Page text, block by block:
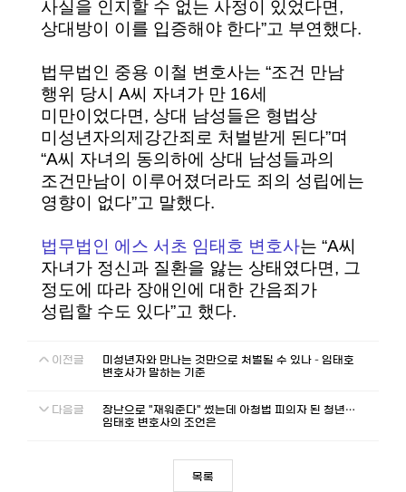
사실을 인지할 수 없는 사정이 있었다면,
상대방이 이를 입증해야 한다”고 부연했다.
법무법인 중용 이철 변호사는 “조건 만남
행위 당시 A씨 자녀가 만 16세
미만이었다면, 상대 남성들은 형법상
미성년자의제강간죄로 처벌받게 된다”며
“A씨 자녀의 동의하에 상대 남성들과의
조건만남이 이루어졌더라도 죄의 성립에는
영향이 없다”고 말했다.
법무법인 에스 서초 임태호 변호사는 “A씨
자녀가 정신과 질환을 앓는 상태였다면, 그
정도에 따라 장애인에 대한 간음죄가
성립할 수도 있다”고 했다.
이전글
미성년자와 만나는 것만으로 처벌될 수 있나 – 임태호
변호사가 말하는 기준
다음글
장난으로 "재워준다" 썼는데 아청법 피의자 된 청년…
임태호 변호사의 조언은
목록